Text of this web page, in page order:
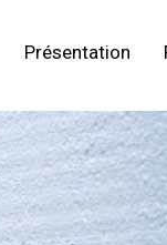
Présentation